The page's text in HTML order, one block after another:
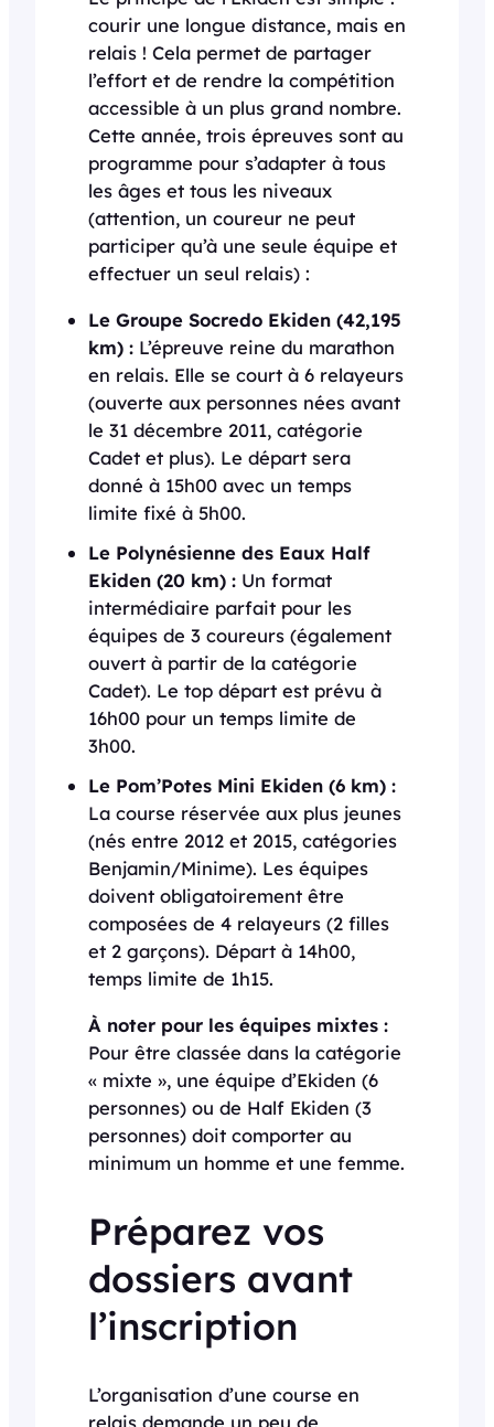
courir une longue distance, mais en
relais ! Cela permet de partager
l’effort et de rendre la compétition
accessible à un plus grand nombre.
Cette année, trois épreuves sont au
programme pour s’adapter à tous
les âges et tous les niveaux
(attention, un coureur ne peut
participer qu’à une seule équipe et
effectuer un seul relais) :
Le Groupe Socredo Ekiden (42,195
km) : L’épreuve reine du marathon
en relais. Elle se court à 6 relayeurs
(ouverte aux personnes nées avant
le 31 décembre 2011, catégorie
Cadet et plus). Le départ sera
donné à 15h00 avec un temps
limite fixé à 5h00.
Le Polynésienne des Eaux Half
Ekiden (20 km) : Un format
intermédiaire parfait pour les
équipes de 3 coureurs (également
ouvert à partir de la catégorie
Cadet). Le top départ est prévu à
16h00 pour un temps limite de
3h00.
Le Pom’Potes Mini Ekiden (6 km) :
La course réservée aux plus jeunes
(nés entre 2012 et 2015, catégories
Benjamin/Minime). Les équipes
doivent obligatoirement être
composées de 4 relayeurs (2 filles
et 2 garçons). Départ à 14h00,
temps limite de 1h15.
À noter pour les équipes mixtes :
Pour être classée dans la catégorie
« mixte », une équipe d’Ekiden (6
personnes) ou de Half Ekiden (3
personnes) doit comporter au
minimum un homme et une femme.
Préparez vos
dossiers avant
l’inscription
L’organisation d’une course en
relais demande un peu de